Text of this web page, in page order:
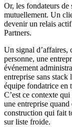
Or, les fondateurs de
mutuellement. Un
devenir un relais
Partners.
Un signal d’affaires,
personne, une
événement
entreprise sans
équipe fondatrice en
C’est ce contexte
une entreprise
construction qui fait
sur liste froide.